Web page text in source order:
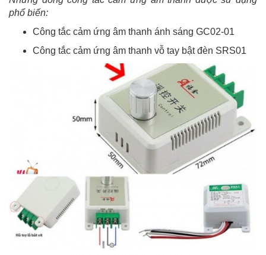
phổ biến:
Công tắc cảm ứng âm thanh ánh sáng GC02-01
Công tắc cảm ứng âm thanh vỗ tay bật đèn SRS01